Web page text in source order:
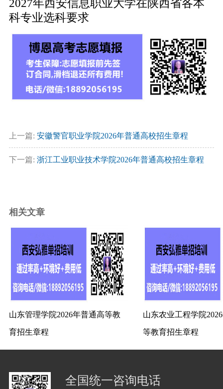
2027年西安信息职业大学在陕西省各本
科专业选科要求
上一篇: 安徽警官职业学院2026年普通高校招生章程
下一篇: 浙江工业职业技术学院2026年普通高校招生章程
相关文章
山东管理学院2026年普通高等教
育招生章程
山东农业工程学院
等教育招生章程
全国统一咨询电话